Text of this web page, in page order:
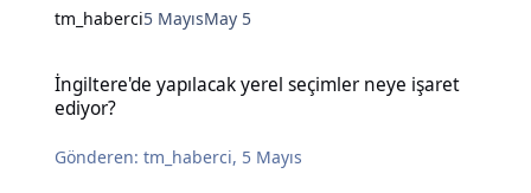
tm_haberci5 MayısMay 5
İngiltere'de yapılacak yerel seçimler neye işaret
ediyor?
Gönderen:tm_haberci, 5 Mayıs